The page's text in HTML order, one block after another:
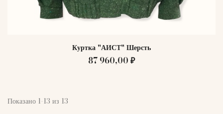
Куртка "АИСТ" Шерсть
87 960,00 ₽
Показано 1-13 из 13